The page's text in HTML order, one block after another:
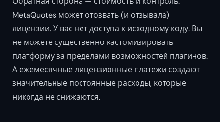
MetaQuotes может отозвать (и отзывала)
лицензии. У вас нет доступа к исходному коду. Вы
не можете существенно кастомизировать
платформу за пределами возможностей плагинов.
А ежемесячные лицензионные платежи создают
значительные постоянные расходы, которые
никогда не снижаются.